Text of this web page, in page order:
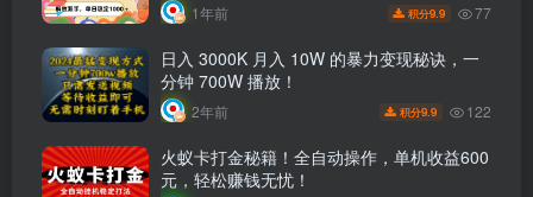
1年前 积分9.9 77
日入 3000K 月入 10W 的暴力变现秘诀，一
分钟 700W 播放！
2年前 积分9.9 122
火蚁卡打金秘籍！全自动操作，单机收益600
元，轻松赚钱无忧！